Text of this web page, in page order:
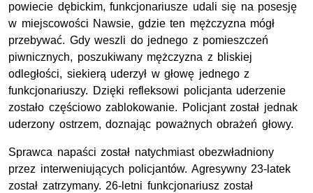
powiecie dębickim, funkcjonariusze udali się na posesję
w miejscowości Nawsie, gdzie ten mężczyzna mógł
przebywać. Gdy weszli do jednego z pomieszczeń
piwnicznych, poszukiwany mężczyzna z bliskiej
odległości, siekierą uderzył w głowę jednego z
funkcjonariuszy. Dzięki refleksowi policjanta uderzenie
zostało częściowo zablokowanie. Policjant został jednak
uderzony ostrzem, doznając poważnych obrażeń głowy.
Sprawca napaści został natychmiast obezwładniony
przez interweniujących policjantów. Agresywny 23-latek
został zatrzymany. 26-letni funkcjonariusz został